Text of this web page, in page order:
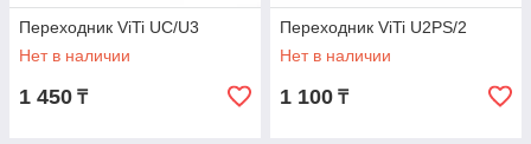
Переходник ViTi UC/U3
Нет в наличии
1 450 ₸
Переходник ViTi U2PS/2
Нет в наличии
1 100 ₸